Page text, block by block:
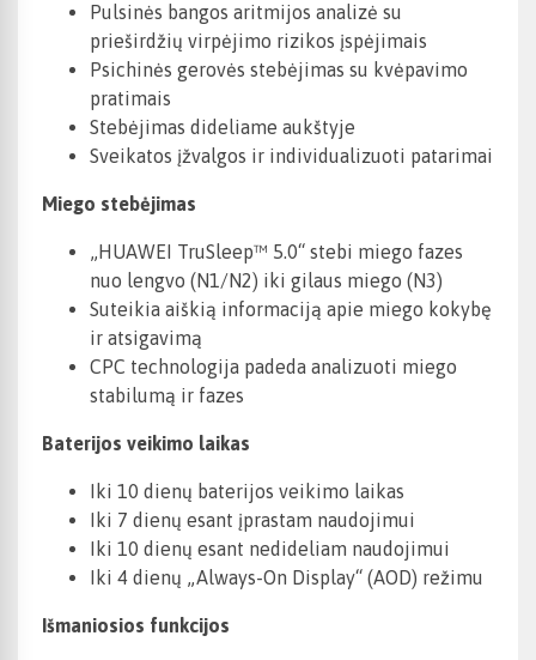
Pulsinės bangos aritmijos analizė su
prieširdžių virpėjimo rizikos įspėjimais
Psichinės gerovės stebėjimas su kvėpavimo
pratimais
Stebėjimas dideliame aukštyje
Sveikatos įžvalgos ir individualizuoti patarimai
Miego stebėjimas
„HUAWEI TruSleep™ 5.0“ stebi miego fazes
nuo lengvo (N1/N2) iki gilaus miego (N3)
Suteikia aiškią informaciją apie miego kokybę
ir atsigavimą
CPC technologija padeda analizuoti miego
stabilumą ir fazes
Baterijos veikimo laikas
Iki 10 dienų baterijos veikimo laikas
Iki 7 dienų esant įprastam naudojimui
Iki 10 dienų esant nedideliam naudojimui
Iki 4 dienų „Always-On Display“ (AOD) režimu
Išmaniosios funkcijos